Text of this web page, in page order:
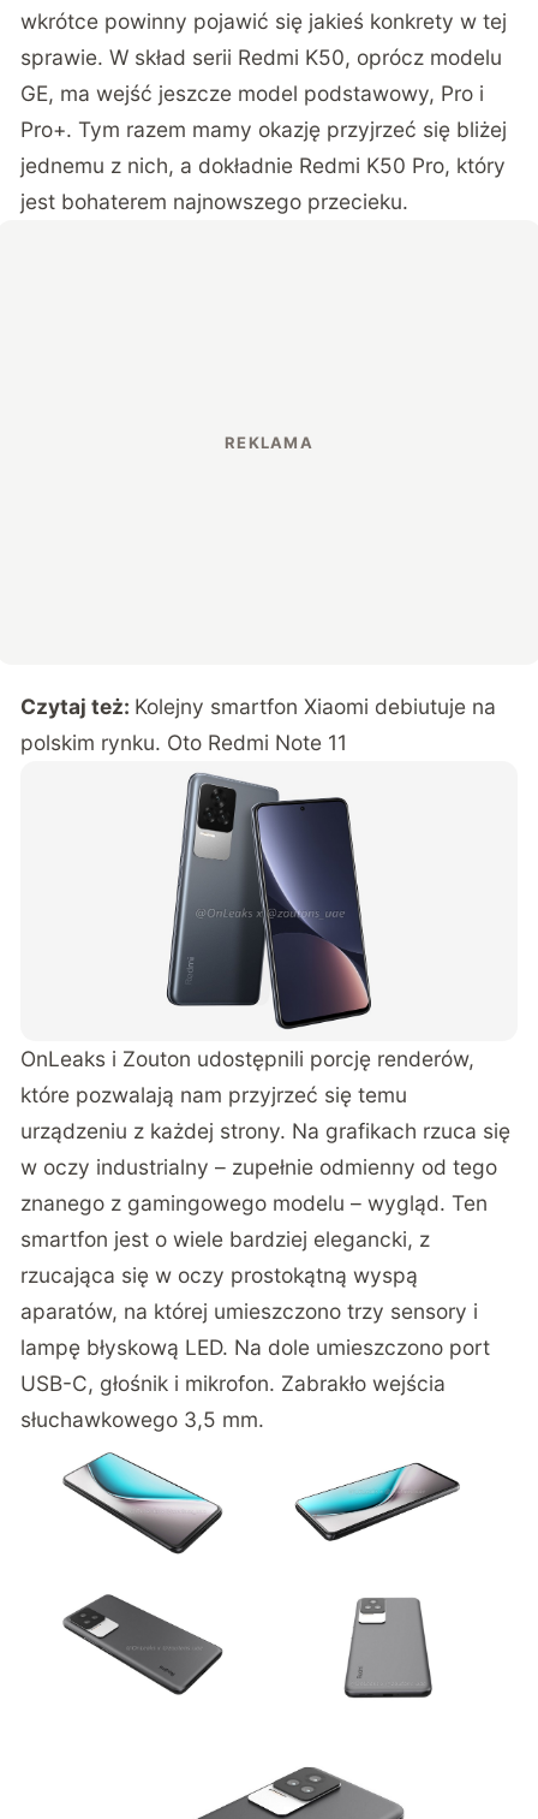
wkrótce powinny pojawić się jakieś konkrety w tej
sprawie. W skład serii Redmi K50, oprócz modelu
GE, ma wejść jeszcze model podstawowy, Pro i
Pro+. Tym razem mamy okazję przyjrzeć się bliżej
jednemu z nich, a dokładnie Redmi K50 Pro, który
jest bohaterem najnowszego przecieku.
Czytaj też: Kolejny smartfon Xiaomi debiutuje na
polskim rynku. Oto Redmi Note 11
OnLeaks i Zouton udostępnili porcję renderów,
które pozwalają nam przyjrzeć się temu
urządzeniu z każdej strony. Na grafikach rzuca się
w oczy industrialny – zupełnie odmienny od tego
znanego z gamingowego modelu – wygląd. Ten
smartfon jest o wiele bardziej elegancki, z
rzucająca się w oczy prostokątną wyspą
aparatów, na której umieszczono trzy sensory i
lampę błyskową LED. Na dole umieszczono port
USB-C, głośnik i mikrofon. Zabrakło wejścia
słuchawkowego 3,5 mm.